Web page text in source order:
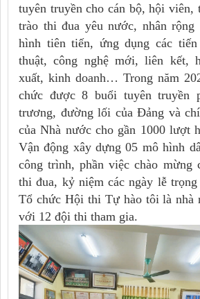
tuyên truyền cho cán bộ, hội viên,
trào thi đua yêu nước, nhân rộng
hình tiên tiến, ứng dụng các
thuật, công nghệ mới, liên kết,
xuất, kinh doanh… Trong năm
chức được 8 buổi tuyên truyền
trương, đường lối của Đảng và
của Nhà nước cho gần 1000 lượt
Vận động xây dựng 05 mô hình
công trình, phần việc chào mừng
thi đua, kỷ niệm các ngày lễ
Tổ chức Hội thi Tự hào tôi là nhà
với 12 đội thi tham gia.